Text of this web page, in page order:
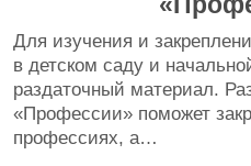
Для изучения и
в детском саду и
раздаточный материал.
«Профессии» поможет
профессиях, а…